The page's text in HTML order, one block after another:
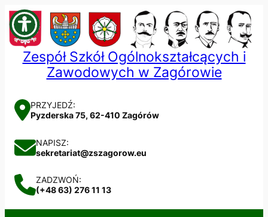
Przejdź
do
treści
Zespół Szkół Ogólnokształcących i
Zawodowych w Zagórowie
PRZYJEDŹ:
Pyzderska 75, 62-410 Zagórów
NAPISZ:
sekretariat@zszagorow.eu
ZADZWOŃ:
(+48 63) 276 11 13